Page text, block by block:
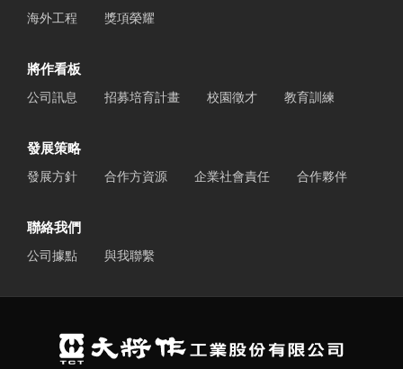
海外工程
獎項榮耀
將作看板
公司訊息 招募培育計畫 校園徵才 教育訓練
發展策略
發展方針 合作方資源 企業社會責任 合作夥伴
聯絡我們
公司據點 與我聯繫